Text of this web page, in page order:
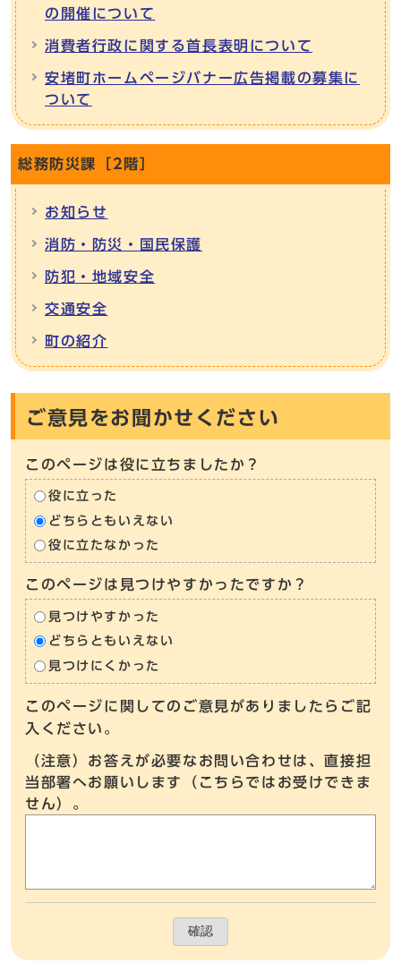
の開催について
消費者行政に関する首長表明について
安堵町ホームページバナー広告掲載の募集に
ついて
総務防災課［2階］
お知らせ
消防・防災・国民保護
防犯・地域安全
交通安全
町の紹介
ご意見をお聞かせください
このページは役に立ちましたか？
役に立った
どちらともいえない
役に立たなかった
このページは見つけやすかったですか？
見つけやすかった
どちらともいえない
見つけにくかった
このページに関してのご意見がありましたらご記
入ください。
（注意）お答えが必要なお問い合わせは、直接担
当部署へお願いします（こちらではお受けできま
せん）。
確認